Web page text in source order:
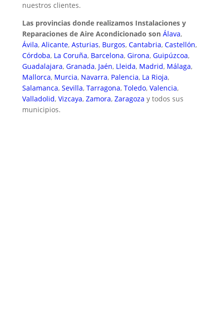
nuestros clientes.
Las provincias donde realizamos Instalaciones y
Reparaciones de Aire Acondicionado son Álava,
Ávila, Alicante, Asturias, Burgos, Cantabria, Castellón,
Córdoba, La Coruña, Barcelona, Girona, Guipúzcoa,
Guadalajara, Granada, Jaén, Lleida, Madrid, Málaga,
Mallorca, Murcia, Navarra, Palencia, La Rioja,
Salamanca, Sevilla, Tarragona, Toledo, Valencia,
Valladolid, Vizcaya, Zamora, Zaragoza y todos sus
municipios.